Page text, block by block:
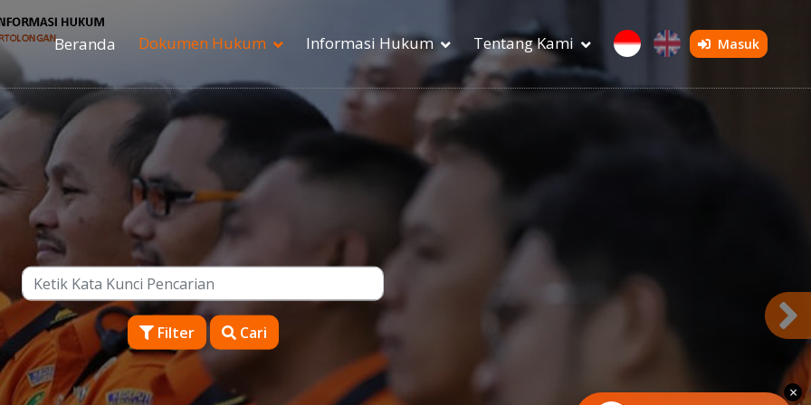
Beranda Dokumen Hukum Informasi Hukum Tentang Kami Masuk
Filter Cari
×